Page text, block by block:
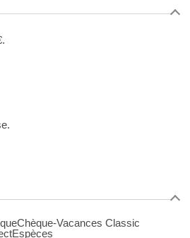
Chèque-Vacances Classic
Espèces